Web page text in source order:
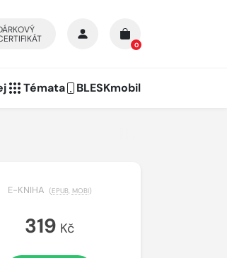
0
Témata BLESKmobil
E-KNIHA (EPUB, MOBI)
319 Kč